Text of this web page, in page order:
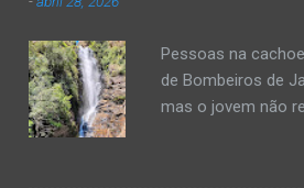
o
s
Pessoas na
de Bombeiros de
mas o jovem não
Mato Verde,